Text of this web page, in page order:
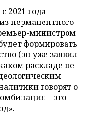
2021 года
перманентного
министром
формировать
(он уже заявил
раскладе не
говорят о
– это